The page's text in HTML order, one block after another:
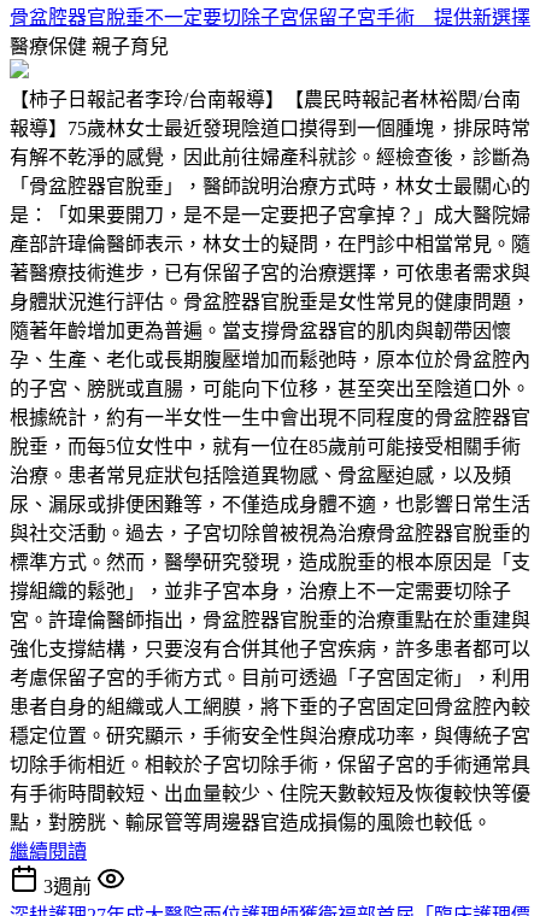
骨盆腔器官脫垂不一定要切除子宮保留子宮手術 提供新選擇
醫療保健 親子育兒
【柿子日報記者李玲/台南報導】【農民時報記者林裕閎/台南
報導】75歲林女士最近發現陰道口摸得到一個腫塊，排尿時常
有解不乾淨的感覺，因此前往婦產科就診。經檢查後，診斷為
「骨盆腔器官脫垂」，醫師說明治療方式時，林女士最關心的
是：「如果要開刀，是不是一定要把子宮拿掉？」成大醫院婦
產部許瑋倫醫師表示，林女士的疑問，在門診中相當常見。隨
著醫療技術進步，已有保留子宮的治療選擇，可依患者需求與
身體狀況進行評估。骨盆腔器官脫垂是女性常見的健康問題，
隨著年齡增加更為普遍。當支撐骨盆器官的肌肉與韌帶因懷
孕、生產、老化或長期腹壓增加而鬆弛時，原本位於骨盆腔內
的子宮、膀胱或直腸，可能向下位移，甚至突出至陰道口外。
根據統計，約有一半女性一生中會出現不同程度的骨盆腔器官
脫垂，而每5位女性中，就有一位在85歲前可能接受相關手術
治療。患者常見症狀包括陰道異物感、骨盆壓迫感，以及頻
尿、漏尿或排便困難等，不僅造成身體不適，也影響日常生活
與社交活動。過去，子宮切除曾被視為治療骨盆腔器官脫垂的
標準方式。然而，醫學研究發現，造成脫垂的根本原因是「支
撐組織的鬆弛」，並非子宮本身，治療上不一定需要切除子
宮。許瑋倫醫師指出，骨盆腔器官脫垂的治療重點在於重建與
強化支撐結構，只要沒有合併其他子宮疾病，許多患者都可以
考慮保留子宮的手術方式。目前可透過「子宮固定術」，利用
患者自身的組織或人工網膜，將下垂的子宮固定回骨盆腔內較
穩定位置。研究顯示，手術安全性與治療成功率，與傳統子宮
切除手術相近。相較於子宮切除手術，保留子宮的手術通常具
有手術時間較短、出血量較少、住院天數較短及恢復較快等優
點，對膀胱、輸尿管等周邊器官造成損傷的風險也較低。
繼續閱讀
3週前